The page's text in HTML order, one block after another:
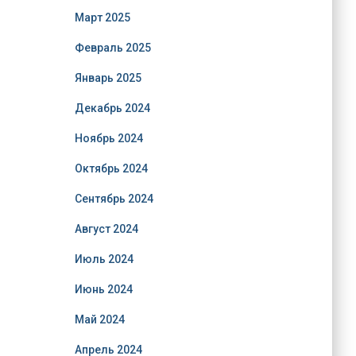
Март 2025
Февраль 2025
Январь 2025
Декабрь 2024
Ноябрь 2024
Октябрь 2024
Сентябрь 2024
Август 2024
Июль 2024
Июнь 2024
Май 2024
Апрель 2024